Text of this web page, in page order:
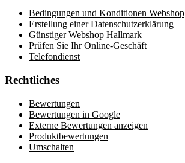
Bedingungen und Konditionen Webshop
Erstellung einer Datenschutzerklärung
Günstiger Webshop Hallmark
Prüfen Sie Ihr Online-Geschäft
Telefondienst
Rechtliches
Bewertungen
Bewertungen in Google
Externe Bewertungen anzeigen
Produktbewertungen
Umschalten